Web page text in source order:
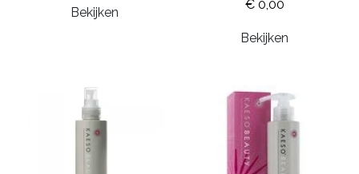
Bekijken
€ 0,00
Bekijken